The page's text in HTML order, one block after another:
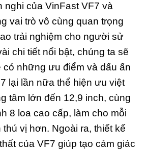
nghi của VinFast VF7 và
vai trò vô cùng quan trọng
trải nghiệm cho người sử
chi tiết nổi bật, chúng ta sẽ
có những ưu điểm và dấu ấn
lại lần nữa thể hiện ưu việt
tâm lớn đến 12,9 inch, cùng
8 loa cao cấp, làm cho mỗi
vị hơn. Ngoài ra, thiết kế
của VF7 giúp tạo cảm giác